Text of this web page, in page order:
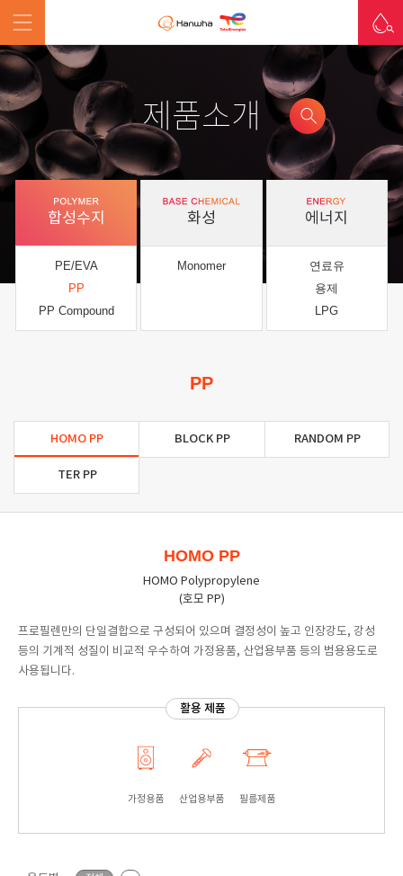
제품소개
합성수지
PE/EVA
PP
PP Compound
화성
Monomer
에너지
연료유
용제
LPG
PP
HOMO PP BLOCK PP RANDOM PP
TER PP
HOMO PP
HOMO Polypropylene
(호모 PP)
프로필렌만의 단일결합으로 구성되어 있으며 결정성이 높고 인장강도, 강성
등의 기계적 성질이 비교적 우수하여 가정용품, 산업용부품 등의 범용용도로
사용됩니다.
활용 제품
가정용품 산업용부품 필름제품